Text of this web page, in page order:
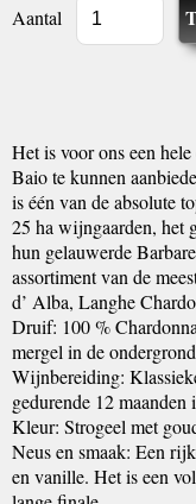
Aantal
Het is voor ons een
Baio te kunnen
is één van de absolute
25 ha wijngaarden, het
hun gelauwerde
assortiment van de
d’ Alba, Langhe
Druif: 100 %
mergel in de
Wijnbereiding:
gedurende 12 maanden
Kleur: Strogeel met
Neus en smaak: Een
en vanille. Het is een